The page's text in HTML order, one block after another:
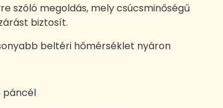
szóló megoldás, mely csúcsminőségű
biztosít.
beltéri hőmérséklet nyáron
páncél